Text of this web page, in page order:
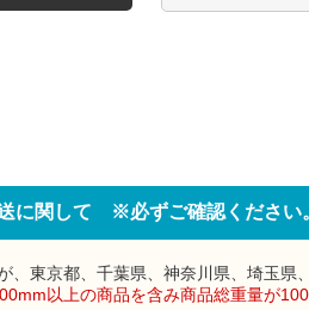
に関して ※必ずご確認ください
、東京都、千葉県、神奈川県、埼玉県
以上の商品を含み商品総重量が